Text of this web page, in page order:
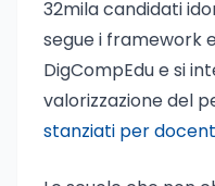
32mila candidati
segue i framework
DigCompEdu e si
valorizzazione del
stanziati per